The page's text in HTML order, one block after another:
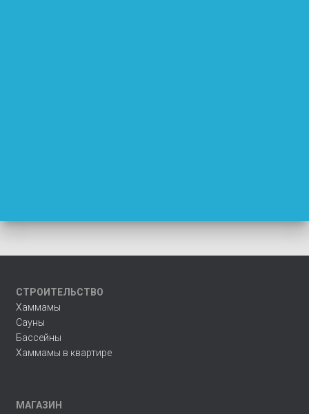
СТРОИТЕЛЬСТВО
Хаммамы
Сауны
Бассейны
Хаммамы в квартире
МАГАЗИН